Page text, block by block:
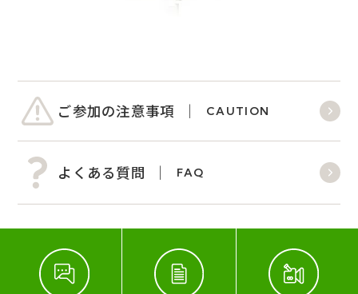
ご参加の注意事項 CAUTION
よくある質問 FAQ